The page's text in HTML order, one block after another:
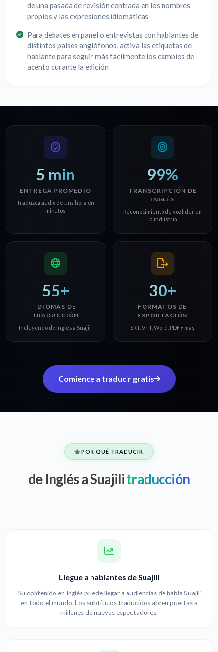
de una pasada de revisión centrada en los nombres
propios y las expresiones idiomáticas
Para debates en panel o entrevistas con hablantes de
distintos países anglófonos, activa las etiquetas de
hablante para seguir más fácilmente los cambios de
acento durante la edición
5 min
ENTREGA PROMEDIO
Traduzca audio de una hora en
minutos
99%
TRANSCRIPCIÓN DE
INGLÉS
Reconocimiento de voz líder en
la industria
55+
IDIOMAS DE
TRADUCCIÓN
Incluyendo de Inglés a Suajili
30+
FORMATOS DE
EXPORTACIÓN
SRT, VTT, Word, PDF y más
Comience a traducir gratis
POR QUÉ TRADUCIR
de Inglés a Suajilitraducción
Llegue a hablantes de Suajili
Su contenido en Inglés puede llegar a audiencias de habla Suajili
en todo el mundo. Los subtítulos traducidos abren puertas a
millones de nuevos espectadores.